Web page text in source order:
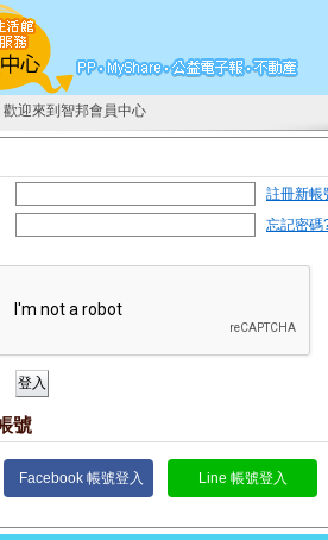
歡迎來到智邦會員中心
註冊新帳
忘記密碼
號
Facebook 帳號登入 Line 帳號登入